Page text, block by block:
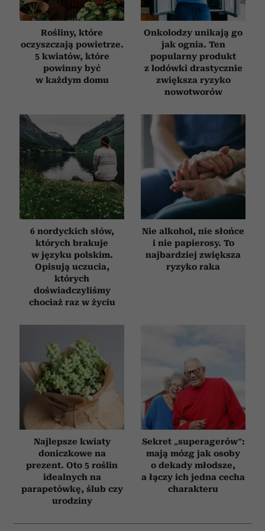
otrzymanymi od Ciebie lub uzyskanymi podczas
korzystania z ich usług.
Rośliny, które
oczyszczają powietrze.
5 kwiatów, które
powinny być
w każdym domu
Onkolodzy unikają go
jak ognia. Ten
popularny produkt
z lodówki drastycznie
zwiększa ryzyko
nowotworów
6 nordyckich słów,
których brakuje
w języku polskim.
Opisują uczucia,
których
doświadczyliśmy
chociaż raz w życiu
Nie alkohol, nie słońce
i nie papierosy. To
najbardziej zwiększa
ryzyko raka
Najlepsze kwiaty
doniczkowe na
prezent. Oto 5 roślin
idealnych na
parapetówkę, ślub czy
urodziny
Sekret „superagerów”:
mają mózg jak osoby
o dekady młodsze,
a łączy ich jedna cecha
charakteru